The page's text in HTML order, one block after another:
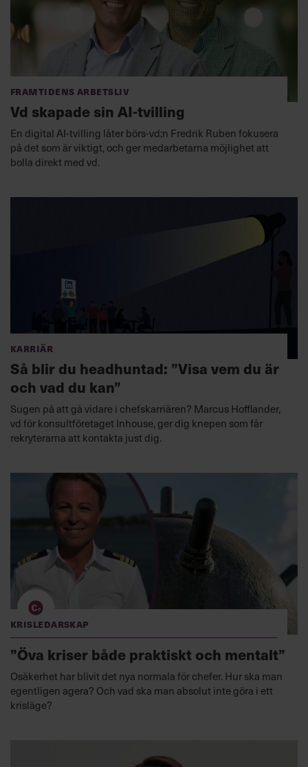
Framtidens arbetsliv
Vd skapade sin AI-tvilling
En digital AI-tvilling låter börs-vd:n Fredrik Ruben fokusera
på det som är viktigt, och ger medarbetarna möjlighet att
bolla direkt med vd.
Karriär
Så blir du headhuntad: ”Visa vem du är
och vad du kan”
Sugen på att gå vidare i chefskarriären? Marcus Hofflander,
vd för konsultföretaget Inhouse, ger dig knepen som får
rekryterarna att kontakta just dig.
Krisledarskap
”Öva kriser både praktiskt och mentalt”
Osäkerhet har blivit det nya normala för chefer. Hur ska man
egentligen agera? Och vad ska man absolut inte göra i ett
krisläge?